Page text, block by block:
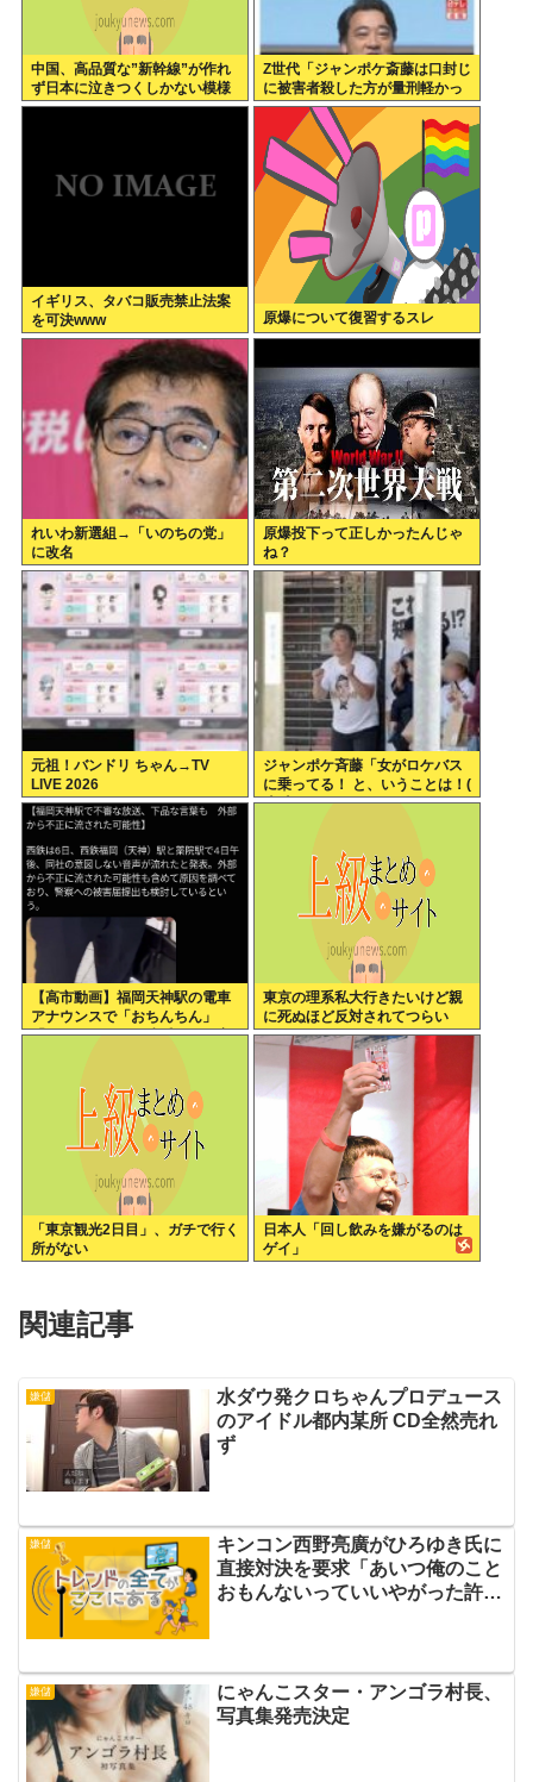
中国、高品質な”新幹線”が作れ
ず日本に泣きつくしかない模様
www
Z世代「ジャンポケ斎藤は口封じ
に被害者殺した方が量刑軽かっ
ただろ 」←1万いいね❤️
イギリス、タバコ販売禁止法案
を可決www
原爆について復習するスレ
れいわ新選組→「いのちの党」
に改名
原爆投下って正しかったんじゃ
ね？
元祖！バンドリ ちゃん→TV
LIVE 2026
ジャンポケ斉藤「女がロケバス
に乗ってる！ と、いうことは！(
*ﾟ∀ﾟ)=3ムッハー」 ボロン。
【高市動画】福岡天神駅の電車
アナウンスで「おちんちん」
「ちんぽ」などと連呼する不審
東京の理系私大行きたいけど親
に死ぬほど反対されてつらい
「東京観光2日目」、ガチで行く
所がない
日本人「回し飲みを嫌がるのは
ゲイ」
関連記事
嫌儲
水ダウ発クロちゃんプロデュース
のアイドル都内某所 CD全然売れ
ず
嫌儲
キンコン西野亮廣がひろゆき氏に
直接対決を要求「あいつ俺のこと
おもんないっていいやがった許せ
嫌儲
にゃんこスター・アンゴラ村長、
写真集発売決定